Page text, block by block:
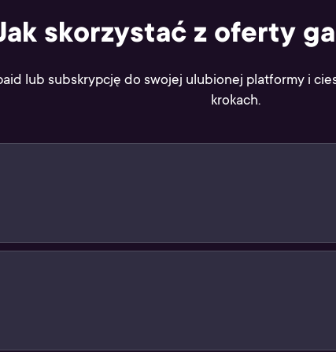
skorzystać z oferty
lub subskrypcję do swojej ulubionej platformy i
krokach.